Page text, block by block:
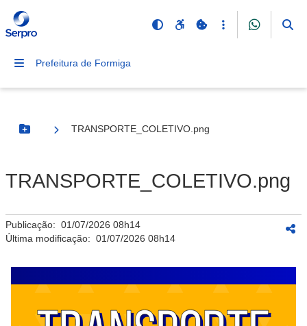
Prefeitura de Formiga
Botão Menu
TRANSPORTE_COLETIVO.png
TRANSPORTE_COLETIVO.png
Publicação: 01/07/2026 08h14
Última modificação: 01/07/2026 08h14